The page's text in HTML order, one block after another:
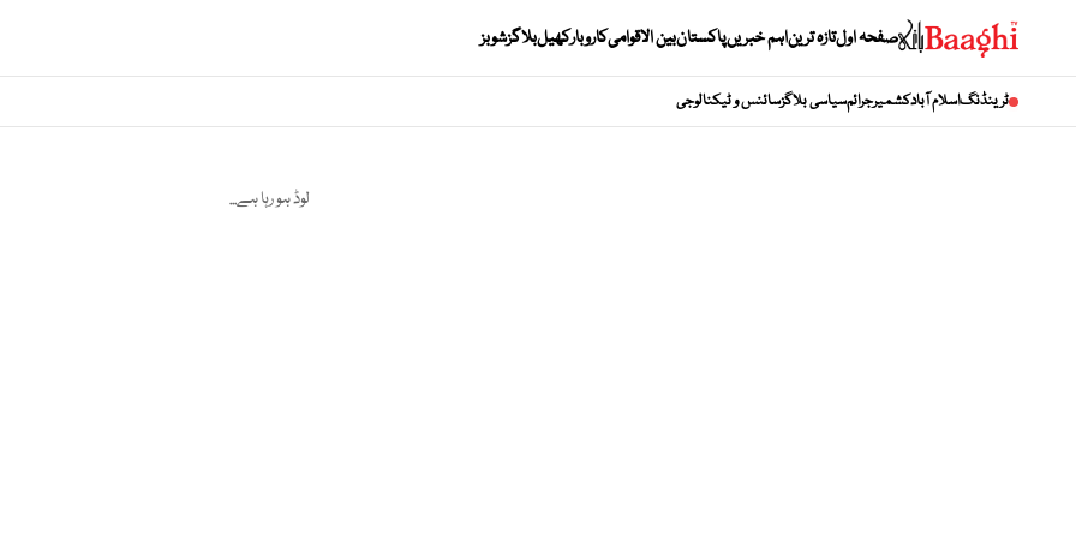
صفحہ اولتازہ تریناہم خبریںپاکستانبین الاقوامیکاروبارکھیلبلاگزشوبز
ٹرینڈنگاسلام آبادکشمیرجرائمسیاسی بلاگزسائنس و ٹیکنالوجی
لوڈ ہو رہا ہے...